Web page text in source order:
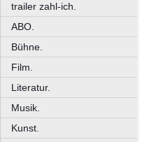
trailer zahl-ich.
ABO.
Bühne.
Film.
Literatur.
Musik.
Kunst.